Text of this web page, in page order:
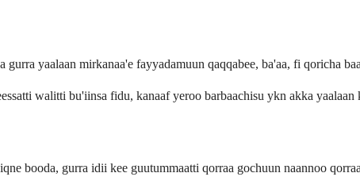
gurra yaalaan mirkanaa'e fayyadamuun qaqqabee, ba'aa, fi qoricha
walitti bu'iinsa fidu, kanaaf yeroo barbaachisu ykn akka
booda, gurra idii kee guutummaatti qorraa gochuun naannoo